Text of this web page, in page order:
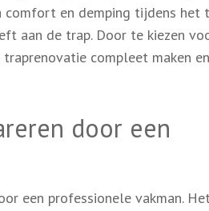
en demping tijdens het
aan de trap. Door te kiezen
compleet maken
door een
een professionele vakman.